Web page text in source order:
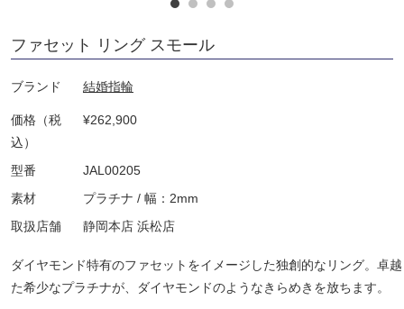
ファセット リング スモール
ブランド 結婚指輪
価格（税
込）
¥262,900
型番
JAL00205
素材
プラチナ / 幅：2mm
取扱店舗
静岡本店 浜松店
ダイヤモンド特有のファセットをイメージした独創的なリング。卓
た希少なプラチナが、ダイヤモンドのようなきらめきを放ちます。